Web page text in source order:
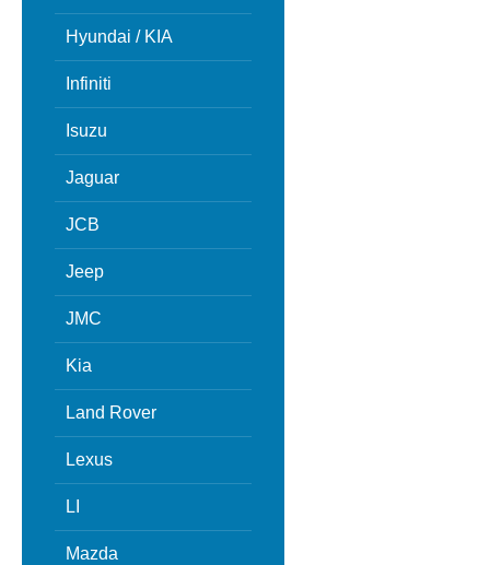
Hyundai / KIA
Infiniti
Isuzu
Jaguar
JCB
Jeep
JMC
Kia
Land Rover
Lexus
LI
Mazda